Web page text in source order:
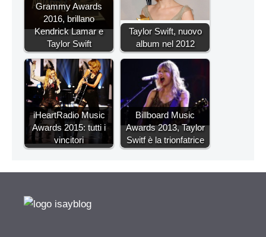
Grammy Awards
2016, brillano
Kendrick Lamar e
Taylor Swift
Taylor Swift, nuovo
album nel 2012
iHeartRadio Music
Awards 2015: tutti i
vincitori
Billboard Music
Awards 2013, Taylor
Switf è la trionfatrice